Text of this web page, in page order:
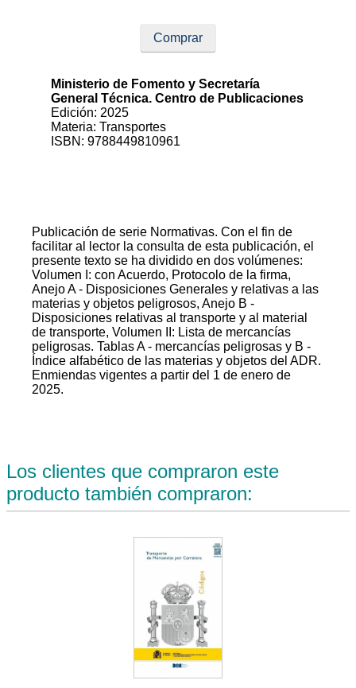
Comprar
Ministerio de Fomento y Secretaría
General Técnica. Centro de Publicaciones
Edición: 2025
Materia: Transportes
ISBN: 9788449810961
Publicación de serie Normativas. Con el fin de
facilitar al lector la consulta de esta publicación, el
presente texto se ha dividido en dos volúmenes:
Volumen I: con Acuerdo, Protocolo de la firma,
Anejo A - Disposiciones Generales y relativas a las
materias y objetos peligrosos, Anejo B -
Disposiciones relativas al transporte y al material
de transporte, Volumen II: Lista de mercancías
peligrosas. Tablas A - mercancías peligrosas y B -
Índice alfabético de las materias y objetos del ADR.
Enmiendas vigentes a partir del 1 de enero de
2025.
Los clientes que compraron este
producto también compraron: